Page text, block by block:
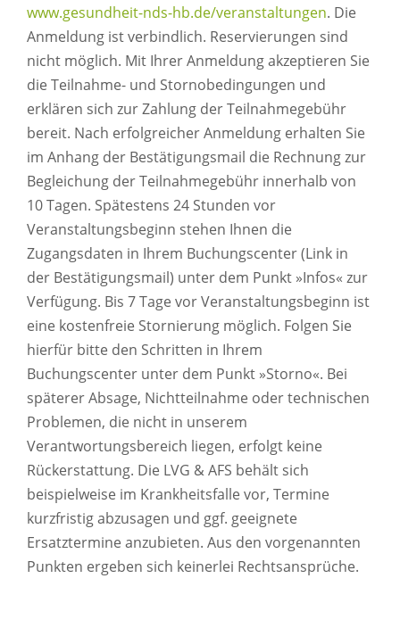
www.gesundheit-nds-hb.de/veranstaltungen. Die
Anmeldung ist verbindlich. Reservierungen sind
nicht möglich. Mit Ihrer Anmeldung akzeptieren Sie
die Teilnahme- und Stornobedingungen und
erklären sich zur Zahlung der Teilnahmegebühr
bereit. Nach erfolgreicher Anmeldung erhalten Sie
im Anhang der Bestätigungsmail die Rechnung zur
Begleichung der Teilnahmegebühr innerhalb von
10 Tagen. Spätestens 24 Stunden vor
Veranstaltungsbeginn stehen Ihnen die
Zugangsdaten in Ihrem Buchungscenter (Link in
der Bestätigungsmail) unter dem Punkt »Infos« zur
Verfügung. Bis 7 Tage vor Veranstaltungsbeginn ist
eine kostenfreie Stornierung möglich. Folgen Sie
hierfür bitte den Schritten in Ihrem
Buchungscenter unter dem Punkt »Storno«. Bei
späterer Absage, Nichtteilnahme oder technischen
Problemen, die nicht in unserem
Verantwortungsbereich liegen, erfolgt keine
Rückerstattung. Die LVG & AFS behält sich
beispielweise im Krankheitsfalle vor, Termine
kurzfristig abzusagen und ggf. geeignete
Ersatztermine anzubieten. Aus den vorgenannten
Punkten ergeben sich keinerlei Rechtsansprüche.